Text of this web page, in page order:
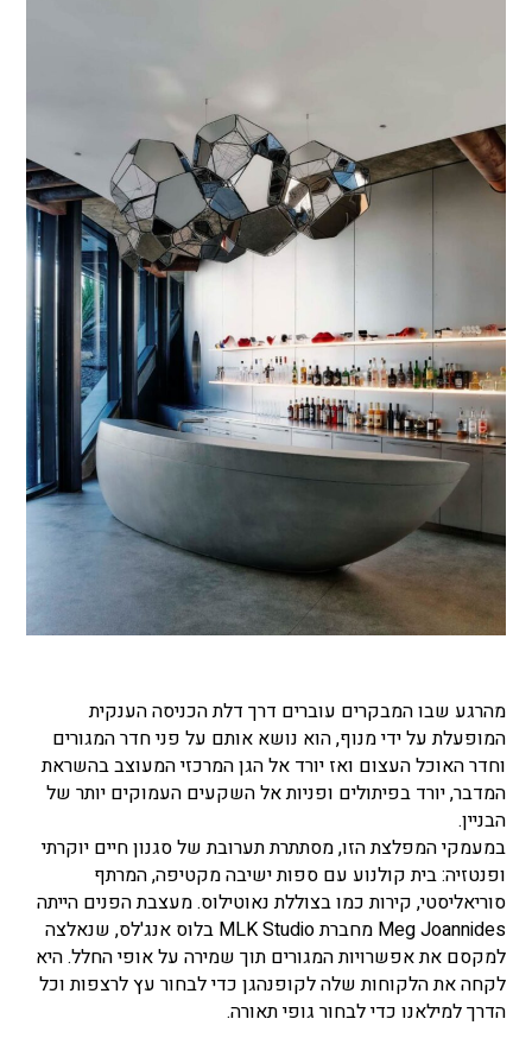
מהרגע שבו המבקרים עוברים דרך דלת הכניסה הענקית
המופעלת על ידי מנוף, הוא נושא אותם על פני חדר המגורים
וחדר האוכל העצום ואז יורד אל הגן המרכזי המעוצב בהשראת
המדבר, יורד בפיתולים ופניות אל השקעים העמוקים יותר של
הבניין.
במעמקי המפלצת הזו, מסתתרת תערובת של סגנון חיים יוקרתי
ופנטזיה: בית קולנוע עם ספות ישיבה מקטיפה, המרתף
סוריאליסטי, קירות כמו בצוללת נאוטילוס. מעצבת הפנים הייתה
Meg Joannides מחברת MLK Studio בלוס אנג'לס, שנאלצה
למקסם את אפשרויות המגורים תוך שמירה על אופי החלל. היא
לקחה את הלקוחות שלה לקופנהגן כדי לבחור עץ לרצפות וכל
הדרך למילאנו כדי לבחור גופי תאורה.